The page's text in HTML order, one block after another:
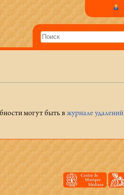
могут быть вжурнале удалений